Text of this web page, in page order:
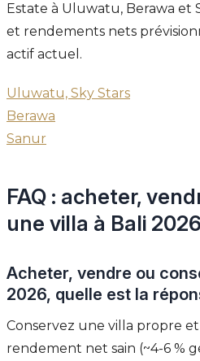
Estate à Uluwatu, Berawa et
et rendements nets
actif actuel.
Uluwatu, Sky Stars
Berawa
Sanur
FAQ : acheter,
une villa à Bali 2026
Acheter, vendre ou
2026, quelle est la
Conservez une villa propre
rendement net sain (~4-6 %